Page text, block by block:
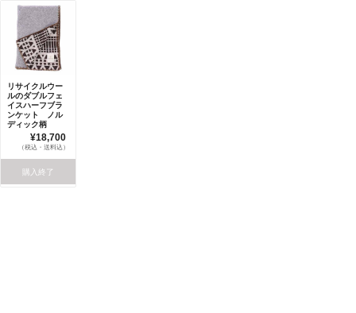
リサイクルウー
ルのダブルフェ
イスハーフブラ
ンケット ノル
ディック柄
¥18,700
（税込・送料込）
購入終了